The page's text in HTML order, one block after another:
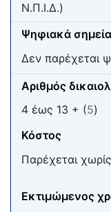
Ν.Π.Ι.Δ.)
Ψηφιακά
Δεν παρέχεται
Αριθμός
4 έως 13 + (5)
Κόστος
Παρέχεται
Εκτιμώμενος